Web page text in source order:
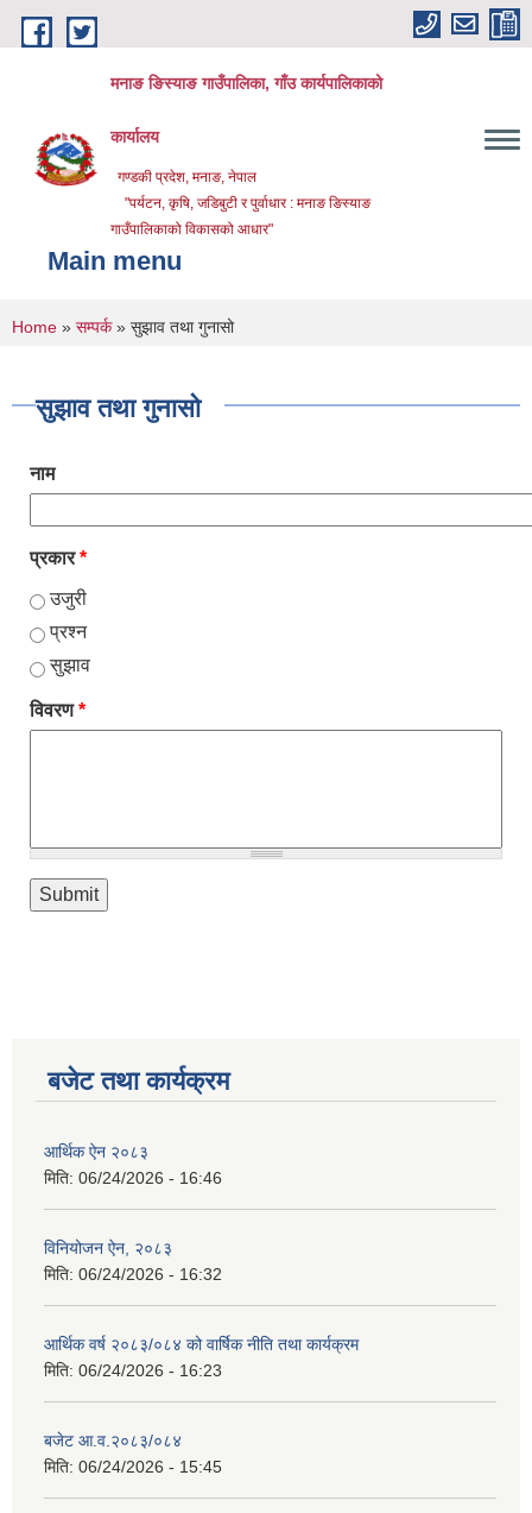
Skip to main content
मनाङ ङिस्याङ गाउँपालिका, गाँउ कार्यपालिकाको
कार्यालय
गण्डकी प्रदेश, मनाङ, नेपाल
"पर्यटन, कृषि, जडिबुटी र पुर्वाधार : मनाङ ङिस्याङ
गाउँपालिकाको विकासको आधार"
Main menu
You are here
Home » सम्पर्क» सुझाव तथा गुनासो
सुझाव तथा गुनासो
नाम
प्रकार*
उजुरी
प्रश्न
सुझाव
विवरण*
बजेट तथा कार्यक्रम
आर्थिक ऐन २०८३
मिति: 06/24/2026 - 16:46
विनियोजन ऐन, २०८३
मिति: 06/24/2026 - 16:32
आर्थिक वर्ष २०८३/०८४ को वार्षिक नीति तथा कार्यक्रम
मिति: 06/24/2026 - 16:23
बजेट आ.व.२०८३/०८४
मिति: 06/24/2026 - 15:45